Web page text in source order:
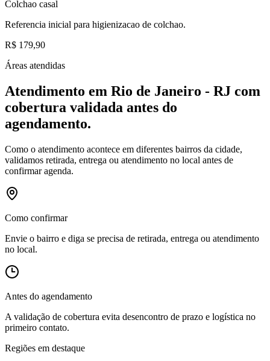
Colchao casal
Referencia inicial para higienizacao de colchao.
R$ 179,90
Áreas atendidas
Atendimento em Rio de Janeiro - RJ com
cobertura validada antes do
agendamento.
Como o atendimento acontece em diferentes bairros da cidade,
validamos retirada, entrega ou atendimento no local antes de
confirmar agenda.
Como confirmar
Envie o bairro e diga se precisa de retirada, entrega ou atendimento
no local.
Antes do agendamento
A validação de cobertura evita desencontro de prazo e logística no
primeiro contato.
Regiões em destaque